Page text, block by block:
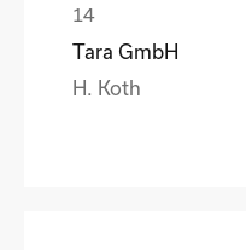
Tara GmbH
H. Koth